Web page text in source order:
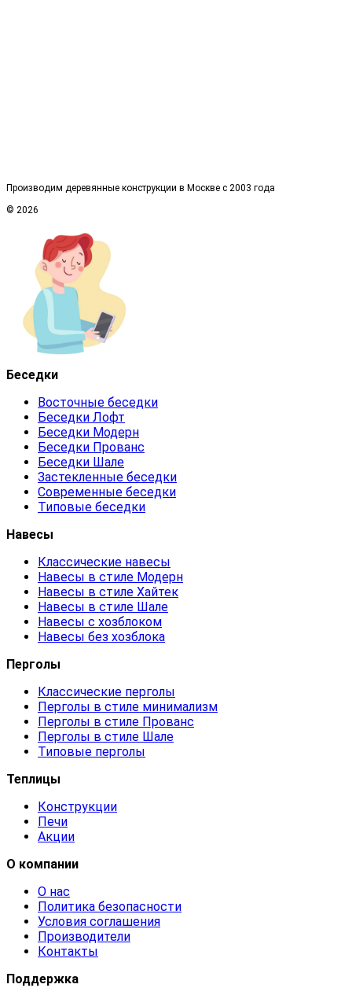
Производим деревянные конструкции в Москве с 2003 года
© 2026
Беседки
Восточные беседки
Беседки Лофт
Беседки Модерн
Беседки Прованс
Беседки Шале
Застекленные беседки
Современные беседки
Типовые беседки
Навесы
Классические навесы
Навесы в стиле Модерн
Навесы в стиле Хайтек
Навесы в стиле Шале
Навесы с хозблоком
Навесы без хозблока
Перголы
Классические перголы
Перголы в стиле минимализм
Перголы в стиле Прованс
Перголы в стиле Шале
Типовые перголы
Теплицы
Конструкции
Печи
Акции
О компании
О нас
Политика безопасности
Условия соглашения
Производители
Контакты
Поддержка